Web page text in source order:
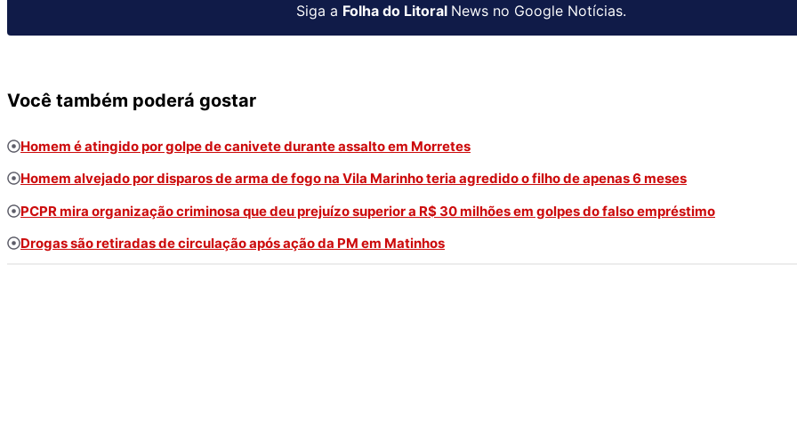
Siga a Folha do Litoral News no Google Notícias.
Você também poderá gostar
Homem é atingido por golpe de canivete durante assalto em Morretes
Homem alvejado por disparos de arma de fogo na Vila Marinho teria agredido o filho de apenas 6 meses
PCPR mira organização criminosa que deu prejuízo superior a R$ 30 milhões em golpes do falso empréstimo
Drogas são retiradas de circulação após ação da PM em Matinhos